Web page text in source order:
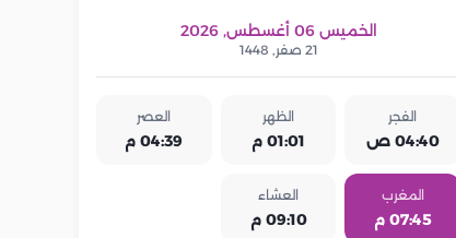
الخميس 06 أغسطس, 2026
21 صفر, 1448
الفجر
04:40 ص
الظهر
01:01 م
العصر
04:39 م
المغرب
07:45 م
العشاء
09:10 م